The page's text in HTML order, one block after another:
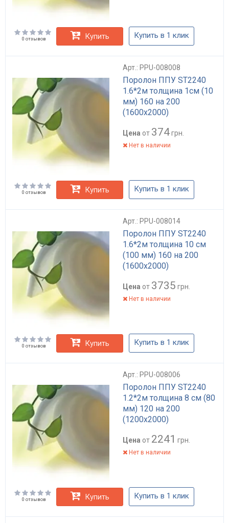
0 отзывов Купить Купить в 1 клик
Арт.: PPU-008008
Поролон ППУ ST2240
1.6*2м толщина 1см (10
мм) 160 на 200
(1600х2000)
Цена от 374грн.
Нет в наличии
0 отзывов Купить Купить в 1 клик
Арт.: PPU-008014
Поролон ППУ ST2240
1.6*2м толщина 10 см
(100 мм) 160 на 200
(1600х2000)
Цена от 3735 грн.
Нет в наличии
0 отзывов Купить Купить в 1 клик
Арт.: PPU-008006
Поролон ППУ ST2240
1.2*2м толщина 8 см (80
мм) 120 на 200
(1200х2000)
Цена от 2241 грн.
Нет в наличии
0 отзывов Купить Купить в 1 клик